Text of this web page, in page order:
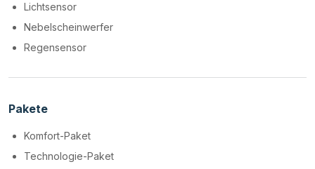
Lichtsensor
Nebelscheinwerfer
Regensensor
Pakete
Komfort-Paket
Technologie-Paket